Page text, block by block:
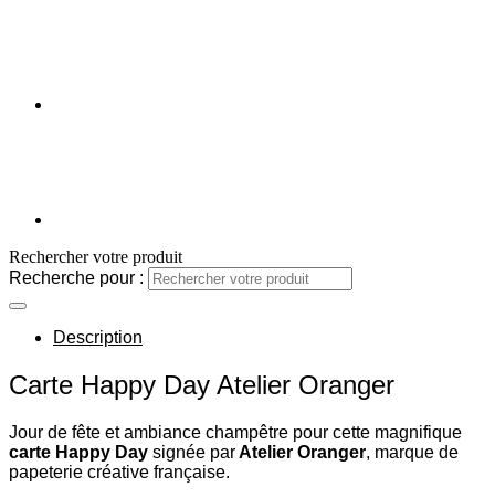
Rechercher votre produit
Recherche pour :
Description
Carte Happy Day Atelier Oranger
Jour de fête et ambiance champêtre pour cette magnifique
carte Happy Day signée parAtelier Oranger, marque de
papeterie créative française.